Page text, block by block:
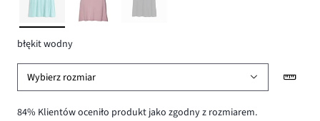
błękit wodny
Wybierz rozmiar
84% Klientów oceniło produkt jako zgodny z rozmiarem.